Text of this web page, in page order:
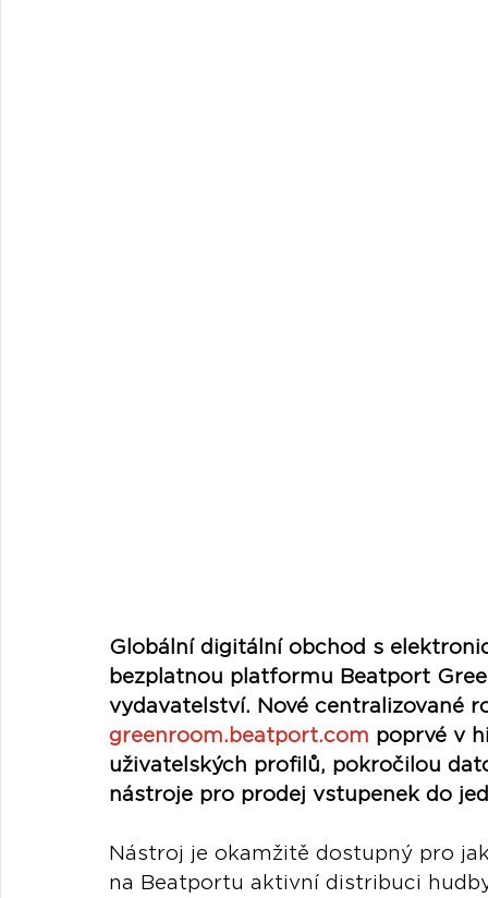
Globální digitální obchod s
bezplatnou platformu Beatport
vydavatelství. Nové centralizované
greenroom.beatport.com poprvé v
uživatelských profilů, pokročilou
nástroje pro prodej vstupenek do
Nástroj je okamžitě dostupný pro
na Beatportu aktivní distribuci